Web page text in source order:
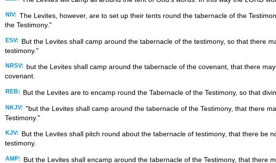
NIV: The Levites, however, are to set up their tents round the tabernacle of the
the Testimony."
ESV:
But the Levites shall camp around the tabernacle of the testimony, so that there
testimony."
NRSV:
but the Levites shall camp around the tabernacle of the covenant, that there
covenant.
REB: But the Levites are to encamp round the Tabernacle of the Testimony, so that
NKJV: "but the Levites shall camp around the tabernacle of the Testimony, that there
Testimony."
KJV:
But the Levites shall pitch round about the tabernacle of testimony, that there
testimony.
AMP:
But the Levites shall encamp around the tabernacle of the Testimony, that